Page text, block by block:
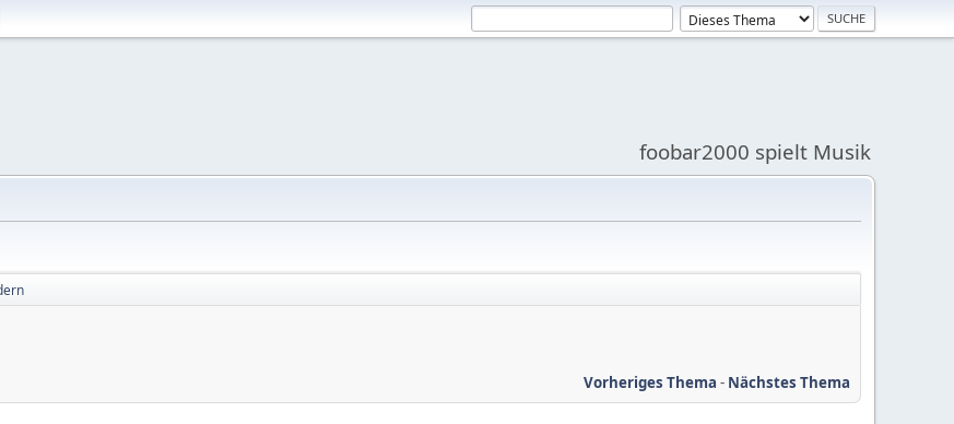
foobar2000 spielt Musik
Vorheriges Thema - Nächstes Thema